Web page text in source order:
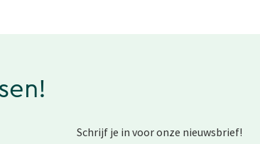
Schrijf je in voor onze nieuwsbrief!